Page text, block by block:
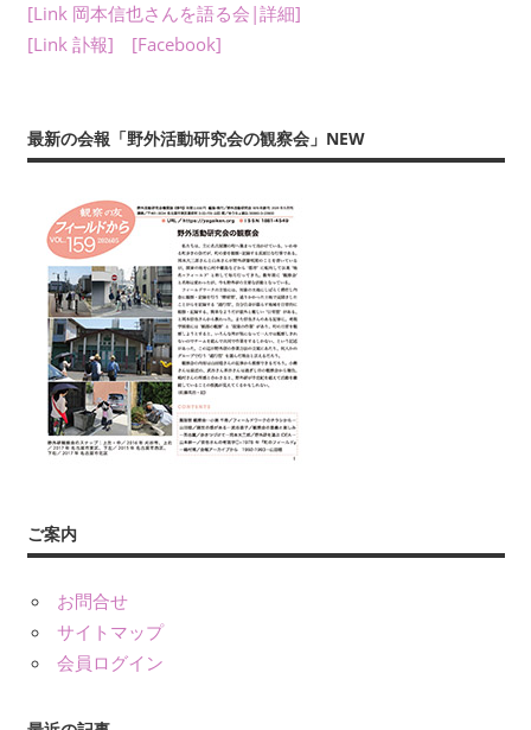
を
は
と
す
多
彩
な
研
究
は、
年
数
回
す
る
『フ
ィ
[Link 岡本信也さんを語る会|詳細]
[Link 訃報]
[Facebook]
最新の会報「野外活動研究会の観察会」NEW
ご案内
お問合せ
サイトマップ
会員ログイン